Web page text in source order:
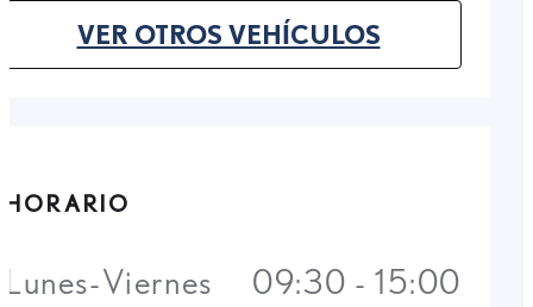
VER OTROS VEHÍCULOS
(OPENS IN NEW TAB)
HORARIO
Lunes-Viernes
09:30 - 15:00